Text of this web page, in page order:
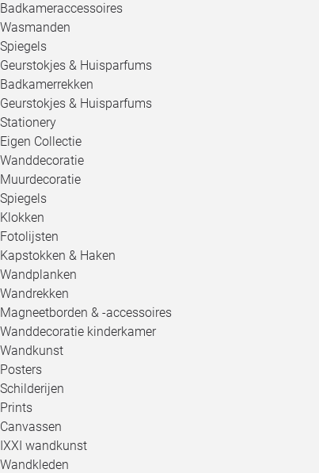
Badkameraccessoires
Wasmanden
Spiegels
Geurstokjes & Huisparfums
Badkamerrekken
Geurstokjes & Huisparfums
Stationery
Eigen Collectie
Wanddecoratie
Muurdecoratie
Spiegels
Klokken
Fotolijsten
Kapstokken & Haken
Wandplanken
Wandrekken
Magneetborden & -accessoires
Wanddecoratie kinderkamer
Wandkunst
Posters
Schilderijen
Prints
Canvassen
IXXI wandkunst
Wandkleden